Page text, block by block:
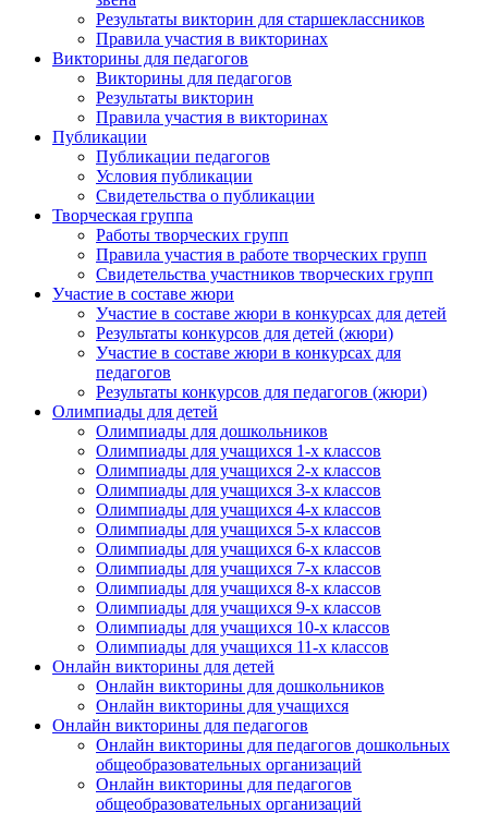
Результаты викторин для старшеклассников
Правила участия в викторинах
Викторины для педагогов
Викторины для педагогов
Результаты викторин
Правила участия в викторинах
Публикации
Публикации педагогов
Условия публикации
Свидетельства о публикации
Творческая группа
Работы творческих групп
Правила участия в работе творческих групп
Свидетельства участников творческих групп
Участие в составе жюри
Участие в составе жюри в конкурсах для детей
Результаты конкурсов для детей (жюри)
Участие в составе жюри в конкурсах для
педагогов
Результаты конкурсов для педагогов (жюри)
Олимпиады для детей
Олимпиады для дошкольников
Олимпиады для учащихся 1-х классов
Олимпиады для учащихся 2-х классов
Олимпиады для учащихся 3-х классов
Олимпиады для учащихся 4-х классов
Олимпиады для учащихся 5-х классов
Олимпиады для учащихся 6-х классов
Олимпиады для учащихся 7-х классов
Олимпиады для учащихся 8-х классов
Олимпиады для учащихся 9-х классов
Олимпиады для учащихся 10-х классов
Олимпиады для учащихся 11-х классов
Онлайн викторины для детей
Онлайн викторины для дошкольников
Онлайн викторины для учащихся
Онлайн викторины для педагогов
Онлайн викторины для педагогов дошкольных
общеобразовательных организаций
Онлайн викторины для педагогов
общеобразовательных организаций
Организация
Подписаться
Нажимая на кнопку, вы даете согласие на обработку своих
персональных данных согласно 152-ФЗ.